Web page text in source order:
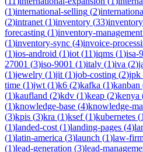
(1)international-selling (2)
(2)intranet (1)inventory (33)
forecasting (1)inventory-management
(1)inventory-sync (4)invoice-
(1)ios-android (1)iot (11)iqms (1)isa-
27001 (3)iso-9001 (1)italy (1)iva (2)
(1)jewelry (1)jit (1)job-costing (2)jpk
time (1)jwt (1)k6 (2)kafka (1)kanban
(1)kaufland (2)kdv (1)keap (2)kenya
(1)knowledge-base (4)knowledge-
(3)kpis (3)kra (1)ksef(1)kubernetes (1
(1)landed-cost (1)landing-pages (4)
(1)latin-america (3)launch (1)law-
(1)lead-generation (3)lead-